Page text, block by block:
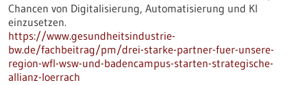
Chancen von Digitalisierung, Automatisierung und KI
einzusetzen.
https://www.gesundheitsindustrie-
bw.de/fachbeitrag/pm/drei-starke-partner-fuer-unsere-
region-wfl-wsw-und-badencampus-starten-strategische-
allianz-loerrach